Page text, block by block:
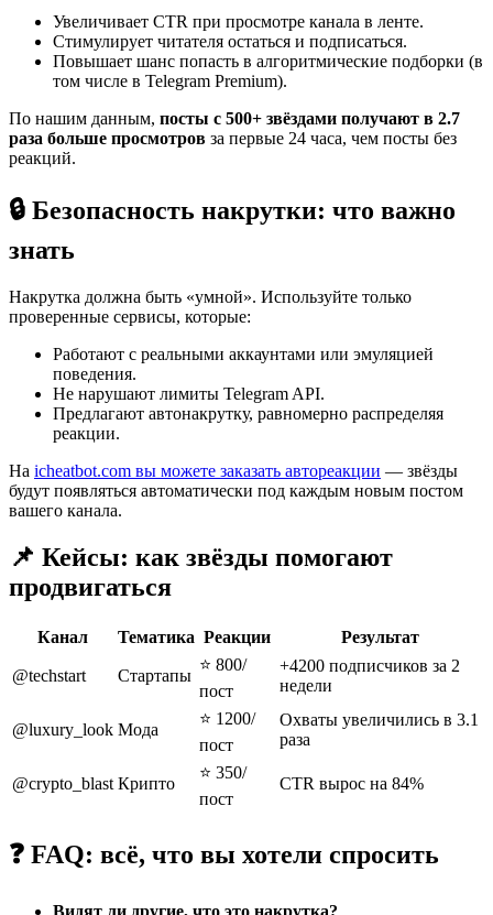
Увеличивает CTR при просмотре канала в ленте.
Стимулирует читателя остаться и подписаться.
Повышает шанс попасть в алгоритмические подборки (в
том числе в Telegram Premium).
По нашим данным, посты с 500+ звёздами получают в 2.7
раза больше просмотров за первые 24 часа, чем посты без
реакций.
🔒 Безопасность накрутки: что важно
знать
Накрутка должна быть «умной». Используйте только
проверенные сервисы, которые:
Работают с реальными аккаунтами или эмуляцией
поведения.
Не нарушают лимиты Telegram API.
Предлагают автонакрутку, равномерно распределяя
реакции.
На icheatbot.com вы можете заказать автореакции — звёзды
будут появляться автоматически под каждым новым постом
вашего канала.
📌 Кейсы: как звёзды помогают
продвигаться
Канал Тематика Реакции Результат
@techstart Стартапы
⭐ 800/
пост
+4200 подписчиков за 2
недели
@luxury_look Мода
⭐ 1200/
пост
Охваты увеличились в 3.1
раза
@crypto_blast Крипто
⭐ 350/
пост
CTR вырос на 84%
❓ FAQ: всё, что вы хотели спросить
Видят ли другие, что это накрутка?